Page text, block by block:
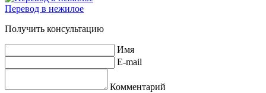
Перевод в нежилое
Получить консультацию
Имя
E-mail
Комментарий